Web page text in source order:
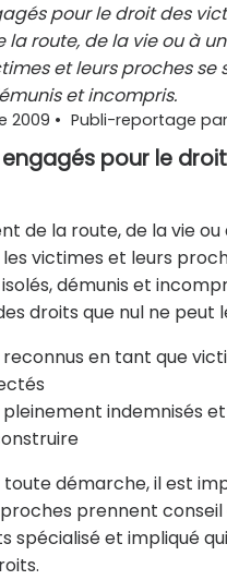
pour le droit des
route, de la vie ou à
et leurs proches se
et incompris.
2009 • Publi-reportage
pour le
de la route, de la vie ou
victimes et leurs
démunis et
droits que nul ne peut
en tant que
indemnisés
démarche, il est
prennent conseil
spécialisé et impliqué